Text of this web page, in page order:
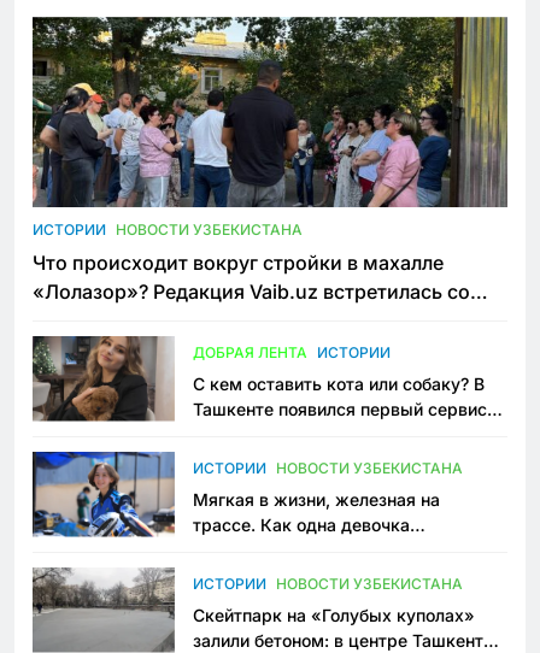
ИСТОРИИ НОВОСТИ УЗБЕКИСТАНА
Что происходит вокруг стройки в махалле
«Лолазор»? Редакция Vaib.uz встретилась со
ДОБРАЯ ЛЕНТА ИСТОРИИ
С кем оставить кота или собаку? В
Ташкенте появился первый сервис
ИСТОРИИ НОВОСТИ УЗБЕКИСТАНА
Мягкая в жизни, железная на
трассе. Как одна девочка
Узбекистане
ИСТОРИИ НОВОСТИ УЗБЕКИСТАНА
Скейтпарк на «Голубых куполах»
залили бетоном: в центре Ташкента